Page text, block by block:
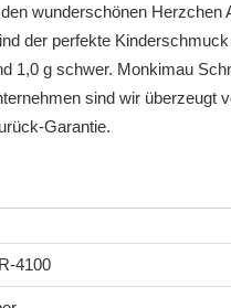
wunderschönen Herzchen
der perfekte
1,0 g schwer. Monkimau
sind wir überzeugt
Garantie.
4100